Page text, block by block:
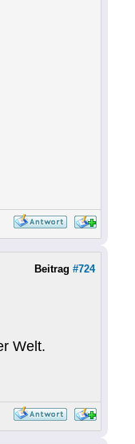
Beitrag #724
Welt.